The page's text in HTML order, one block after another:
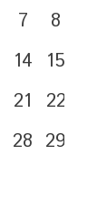
7
8
14 15
21
22
28 29